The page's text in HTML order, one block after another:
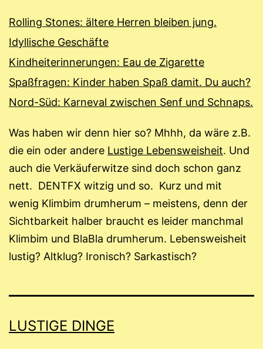
Rolling Stones: ältere Herren bleiben jung.
Idyllische Geschäfte
Kindheiterinnerungen: Eau de Zigarette
Spaßfragen: Kinder haben Spaß damit. Du auch?
Nord-Süd: Karneval zwischen Senf und Schnaps.
Was haben wir denn hier so? Mhhh, da wäre z.B.
die ein oder andere Lustige Lebensweisheit. Und
auch die Verkäuferwitze sind doch schon ganz
nett. DENTFX witzig und so. Kurz und mit
wenig Klimbim drumherum – meistens, denn der
Sichtbarkeit halber braucht es leider manchmal
Klimbim und BlaBla drumherum. Lebensweisheit
lustig? Altklug? Ironisch? Sarkastisch?
LUSTIGE DINGE